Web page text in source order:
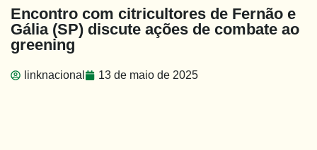
linknacional 13 de maio de 2025
Encontro com citricultores de Fernão e
Gália (SP) discute ações de combate ao
greening